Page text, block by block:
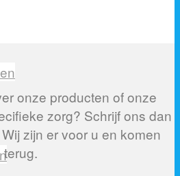
onze producten of onze
zorg? Schrijf ons dan
zijn er voor u en komen